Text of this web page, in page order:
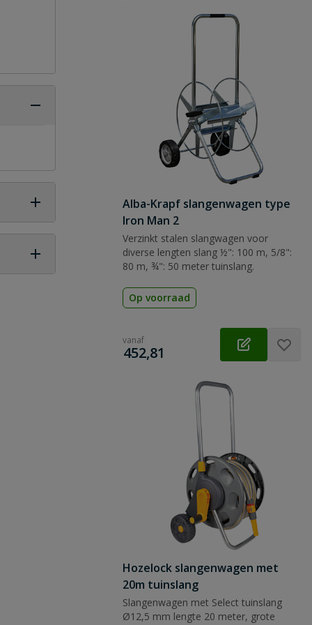
Alba-Krapf slangenwagen type
Iron Man 2
Verzinkt stalen slangwagen voor
diverse lengten slang ½": 100 m, 5/8":
80 m, ¾": 50 meter tuinslang.
Op voorraad
vanaf
€
452,81
Hozelock slangenwagen met
20m tuinslang
Slangenwagen met Select tuinslang
Ø12,5 mm lengte 20 meter, grote